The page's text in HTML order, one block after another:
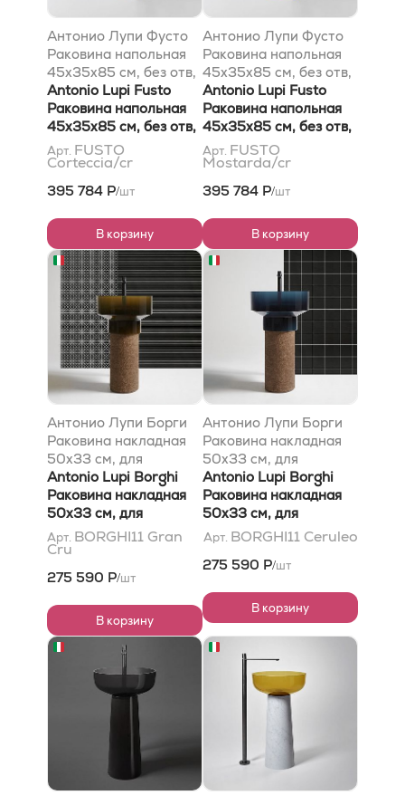
Антонио Лупи Фусто
Раковина напольная
45х35х85 см, без отв,
без перелива, с д/
клапаном (хром),
сифоном, слив в пол,
мат-л: Флумуд, цвет:
Кортеккиа
Antonio Lupi Fusto
Раковина напольная
45х35х85 см, без отв,
без перелива, с д/
клапаном (хром),
мат-л: Flumood, цвет:
Corteccia
Арт. FUSTO
Corteccia/cr
395 784 Р/шт
В корзину
Антонио Лупи Фусто
Раковина напольная
45х35х85 см, без отв,
без перелива, с д/
клапаном (хром),
сифоном, слив в пол,
мат-л: Флумуд, цвет:
Мостарда
Antonio Lupi Fusto
Раковина напольная
45х35х85 см, без отв,
без перелива, с д/
клапаном (хром),
мат-л: Flumood, цвет:
Mostarda
Арт. FUSTO
Mostarda/cr
395 784 Р/шт
В корзину
Антонио Лупи Борги
Раковина накладная
50х33 см, для
установки на
пьедестал,
Кристалмуд, с донным
клапаном, цвет Гран
Кру
Antonio Lupi Borghi
Раковина накладная
50х33 см, для
установки на
пьедестал,
клапаном, цвет Gran
Cru
Арт. BORGHI11 Gran
Cru
275 590 Р/шт
В корзину
Антонио Лупи Борги
Раковина накладная
50х33 см, для
установки на
пьедестал,
Кристалмуд, с донным
клапаном, цвет
Керулео
Antonio Lupi Borghi
Раковина накладная
50х33 см, для
установки на
пьедестал,
Cristalmood, с донным
Ceruleo
Арт. BORGHI11 Ceruleo
275 590 Р/шт
В корзину